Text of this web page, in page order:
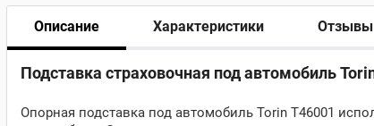
Описание Характеристики Отзывы
Подставка страховочная под автомобиль
Опорная подставка под автомобиль Torin T46001